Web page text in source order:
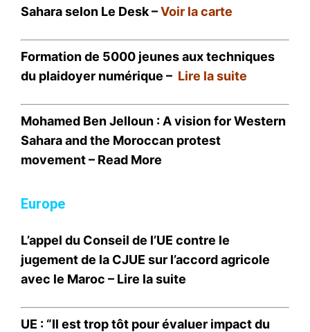
Sahara selon Le Desk –Voir la carte
Formation de 5000 jeunes aux techniques
du plaidoyer numérique – Lire la suite
Mohamed Ben Jelloun : A vision for Western
Sahara and the Moroccan protest
movement – Read More
Europe
L’appel du Conseil de l’UE contre le
jugement de la CJUE sur l’accord agricole
avec le Maroc – Lire la suite
UE : “Il est trop tôt pour évaluer impact du